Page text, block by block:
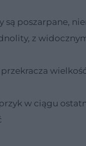
są poszarpane,
z
w ciągu